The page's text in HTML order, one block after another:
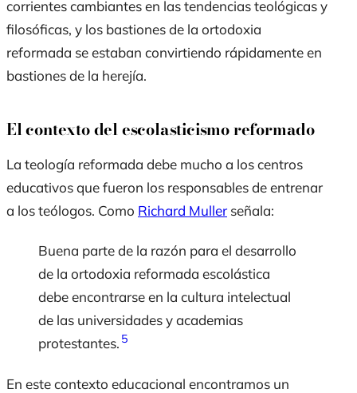
corrientes cambiantes en las tendencias teológicas y
filosóficas, y los bastiones de la ortodoxia
reformada se estaban convirtiendo rápidamente en
bastiones de la herejía.
El contexto del escolasticismo reformado
La teología reformada debe mucho a los centros
educativos que fueron los responsables de entrenar
a los teólogos. Como Richard Muller señala:
Buena parte de la razón para el desarrollo
de la ortodoxia reformada escolástica
debe encontrarse en la cultura intelectual
de las universidades y academias
protestantes. 5
En este contexto educacional encontramos un